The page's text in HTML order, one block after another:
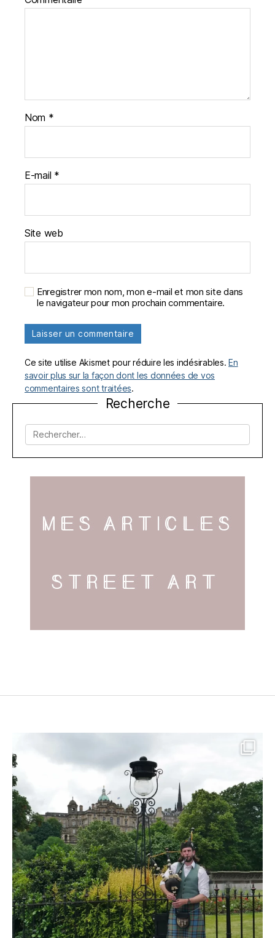
Nom *
E-mail *
Site web
Enregistrer mon nom, mon e-mail et mon site dans
le navigateur pour mon prochain commentaire.
Ce site utilise Akismet pour réduire les indésirables.En
savoir plus sur la façon dont les données de vos
commentaires sont traitées.
Recherche
Rechercher :